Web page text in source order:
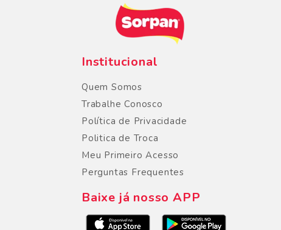
Institucional
Quem Somos
Trabalhe Conosco
Política de Privacidade
Politica de Troca
Meu Primeiro Acesso
Perguntas Frequentes
Baixe já nosso APP